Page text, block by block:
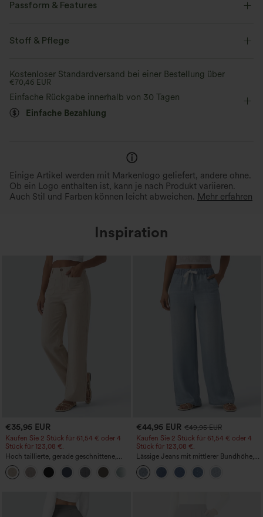
Passform & Features
Hohe Dehnung
Stoff & Pflege
Kostenloser Standardversand bei einer Bestellung über
€70,46 EUR
Einfache Rückgabe innerhalb von 30 Tagen
Einfache Bezahlung
Einige Artikel werden mit Markenlogo geliefert, andere ohne.
Ob ein Logo enthalten ist, kann je nach Produkt variieren.
Auch Stil und Farben können leicht abweichen. Mehr erfahren
Inspiration
€35,95 EUR
Kaufen Sie 2 Stück für 61,54 € oder 4
Stück für 123,08 €.
Hoch taillierte, gerade geschnittene,
legere Leinen-Optik-Hose mit Taschen
+5
€44,95 EUR €49,95 EUR
Kaufen Sie 2 Stück für 61,54 € oder 4
Stück für 123,08 €.
Lässige Jeans mit mittlerer Bundhöhe,
Kordelzug und Taschen